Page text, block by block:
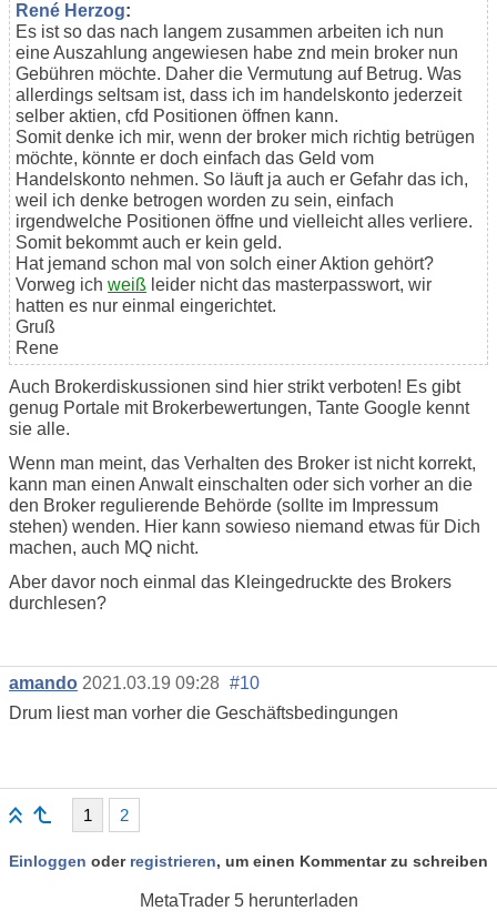
René Herzog:
Es ist so das nach langem zusammen arbeiten ich nun
eine Auszahlung angewiesen habe znd mein broker nun
Gebühren möchte. Daher die Vermutung auf Betrug. Was
allerdings seltsam ist, dass ich im handelskonto jederzeit
selber aktien, cfd Positionen öffnen kann.
Somit denke ich mir, wenn der broker mich richtig betrügen
möchte, könnte er doch einfach das Geld vom
Handelskonto nehmen. So läuft ja auch er Gefahr das ich,
weil ich denke betrogen worden zu sein, einfach
irgendwelche Positionen öffne und vielleicht alles verliere.
Somit bekommt auch er kein geld.
Hat jemand schon mal von solch einer Aktion gehört?
Vorweg ich weiß leider nicht das masterpasswort, wir
hatten es nur einmal eingerichtet.
Gruß
Rene
Auch Brokerdiskussionen sind hier strikt verboten! Es gibt
genug Portale mit Brokerbewertungen, Tante Google kennt
sie alle.
Wenn man meint, das Verhalten des Broker ist nicht korrekt,
kann man einen Anwalt einschalten oder sich vorher an die
den Broker regulierende Behörde (sollte im Impressum
stehen) wenden. Hier kann sowieso niemand etwas für Dich
machen, auch MQ nicht.
Aber davor noch einmal das Kleingedruckte des Brokers
durchlesen?
amando 2021.03.19 09:28 #10
Drum liest man vorher die Geschäftsbedingungen
1 2
Einloggen oder registrieren, um einen Kommentar zu schreiben
MetaTrader 5herunterladen